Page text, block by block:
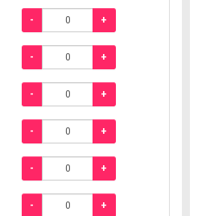
- +
- +
- +
- +
- +
- +